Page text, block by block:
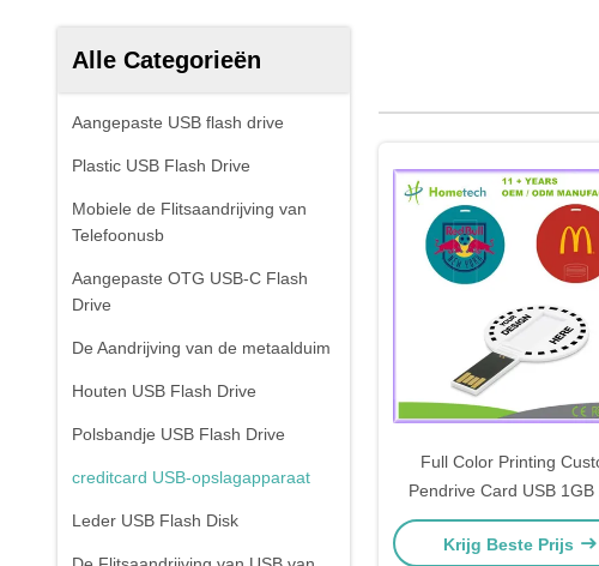
Alle Categorieën
Aangepaste USB flash drive
Plastic USB Flash Drive
Mobiele de Flitsaandrijving van
Telefoonusb
Aangepaste OTG USB-C Flash
Drive
De Aandrijving van de metaalduim
Houten USB Flash Drive
Polsbandje USB Flash Drive
creditcard USB-opslagapparaat
Leder USB Flash Disk
Full Color Printing
Pendrive Card USB 1GB
4GB 8GB 16GB 2.0 Flash
Krijg Beste Prijs